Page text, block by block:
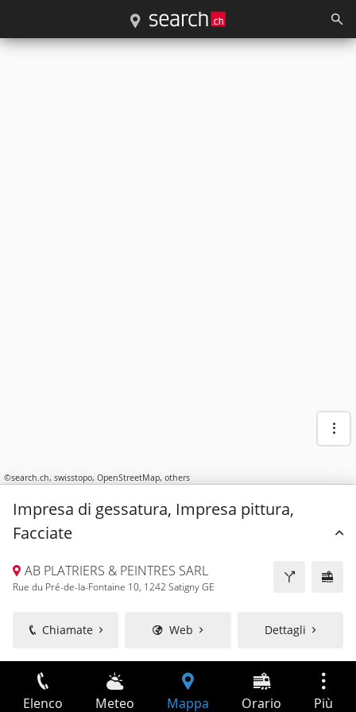
©search.ch, swisstopo, OpenStreetMap, others
Impresa di gessatura, Impresa pittura,
Facciate
AB PLATRIERS & PEINTRES SARL
Rue du Pré-de-la-Fontaine 10, 1242 Satigny GE
Chiamate Web Dettagli
Elenco Meteo Mappa Orario Più